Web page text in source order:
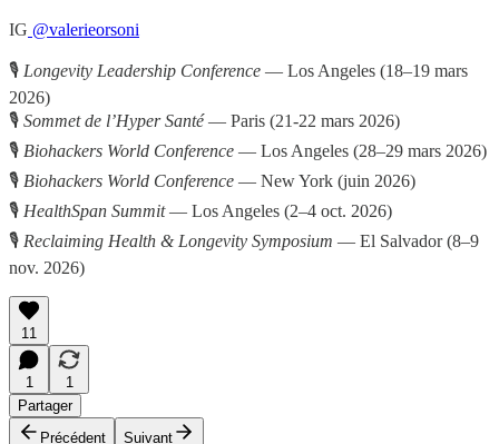
IG @valerieorsoni
🎙 Longevity Leadership Conference — Los Angeles (18–19 mars
2026)
🎙 Sommet de l’Hyper Santé— Paris (21-22 mars 2026)
🎙 Biohackers World Conference — Los Angeles (28–29 mars 2026)
🎙 Biohackers World Conference — New York (juin 2026)
🎙 HealthSpan Summit— Los Angeles (2–4 oct. 2026)
🎙 Reclaiming Health & Longevity Symposium — El Salvador (8–9
nov. 2026)
11
1
1
Partager
Précédent
Suivant